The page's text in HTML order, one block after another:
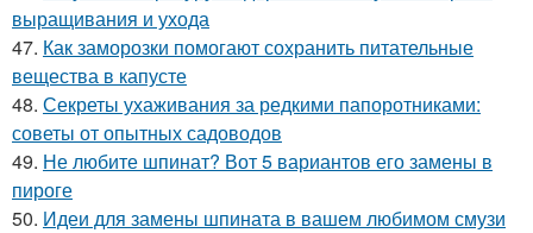
выращивания и ухода
47. Как заморозки помогают сохранить питательные
вещества в капусте
48. Секреты ухаживания за редкими папоротниками:
советы от опытных садоводов
49. Не любите шпинат? Вот 5 вариантов его замены в
пироге
50. Идеи для замены шпината в вашем любимом смузи